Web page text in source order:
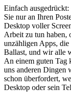
Einfach
Sie nur an Ihren
Desktop voller
Arbeit zu tun haben,
unzähligen Apps,
Ballast, und wir alle
An einem guten Tag
uns anderen Dingen
schon überfordert,
Desktop oder sein